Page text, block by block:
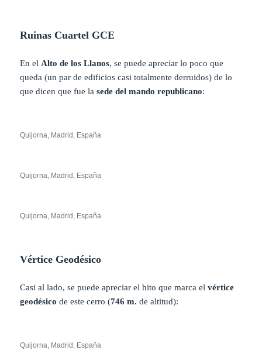
Ruinas Cuartel GCE
En el Alto de los Llanos, se puede apreciar lo poco que
queda (un par de edificios casi totalmente derruidos) de lo
que dicen que fue lasede del mando republicano:
Quijorna, Madrid, España
Quijorna, Madrid, España
Quijorna, Madrid, España
Vértice Geodésico
Casi al lado, se puede apreciar el hito que marca elvértice
geodésicode este cerro (746 m. de altitud):
Quijorna, Madrid, España